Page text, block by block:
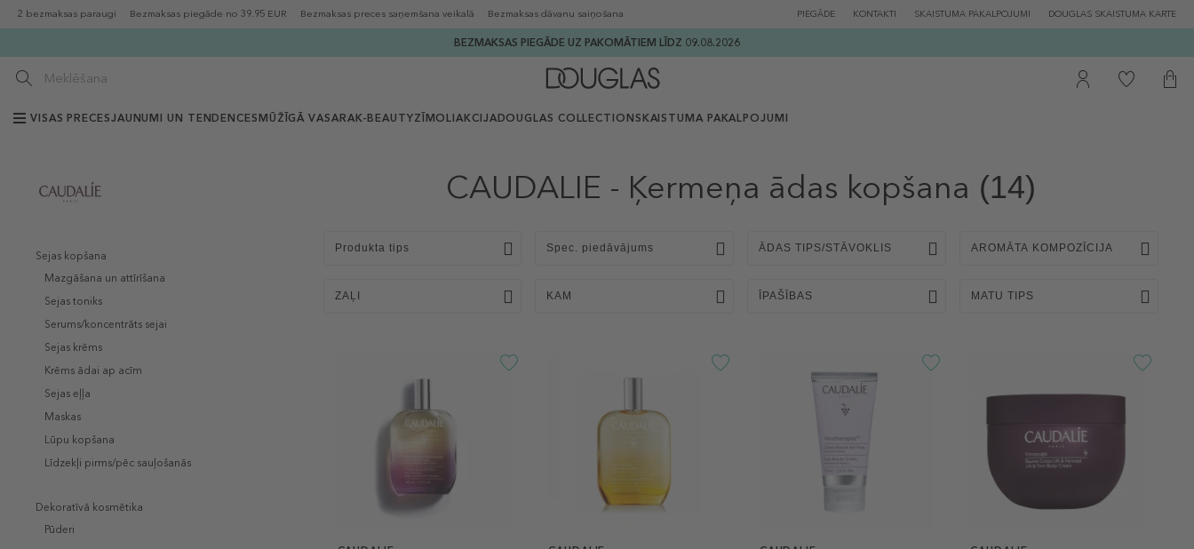
2 bezmaksas paraugi Bezmaksas piegāde no 39.95 EUR Bezmaksas preces saņemšana veikalā Bezmaksas dāvanu saiņošana PIEGĀDE KONTAKTI SKAISTUMA PAKALPOJUMI DOUGLAS SKAISTUMA KARTE
BEZMAKSAS PIEGĀDE UZ PAKOMĀTIEM LĪDZ 09.08.2026
VISAS PRECESJAUNUMI UN TENDENCES MŪŽĪGĀ VASARAK-BEAUTYZĪMOLIAKCIJADOUGLAS COLLECTION SKAISTUMA PAKALPOJUMI
Sejas kopšana
Mazgāšana un attīrīšana
Sejas toniks
Serums/koncentrāts sejai
Sejas krēms
Krēms ādai ap acīm
Sejas eļļa
Maskas
Lūpu kopšana
Līdzekļi pirms/pēc sauļošanās
Dekoratīvā kosmētika
Pūderi
CAUDALIE - Ķermeņa ādas kopšana (14)
Produkta tips Spec. piedāvājums ĀDAS TIPS/STĀVOKLIS AROMĀTA KOMPOZĪCIJA
ZAĻI KAM ĪPAŠĪBAS MATU TIPS